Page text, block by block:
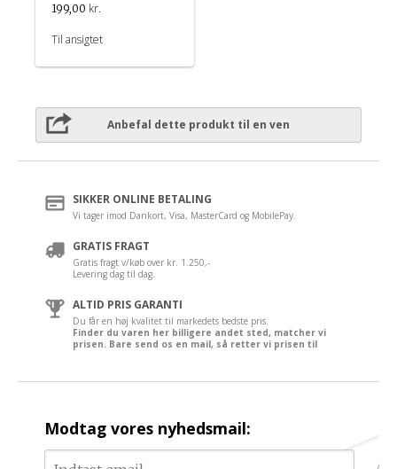
199,00 kr.
Til ansigtet
Anbefal dette produkt til en ven
SIKKER ONLINE BETALING
Vi tager imod Dankort, Visa, MasterCard og MobilePay.
GRATIS FRAGT
Gratis fragt v/køb over kr. 1.250,-
Levering dag til dag.
ALTID PRIS GARANTI
Du får en høj kvalitet til markedets bedste pris.
Finder du varen her billigere andet sted, matcher vi
prisen. Bare send os en mail, så retter vi prisen til
Modtag vores nyhedsmail: